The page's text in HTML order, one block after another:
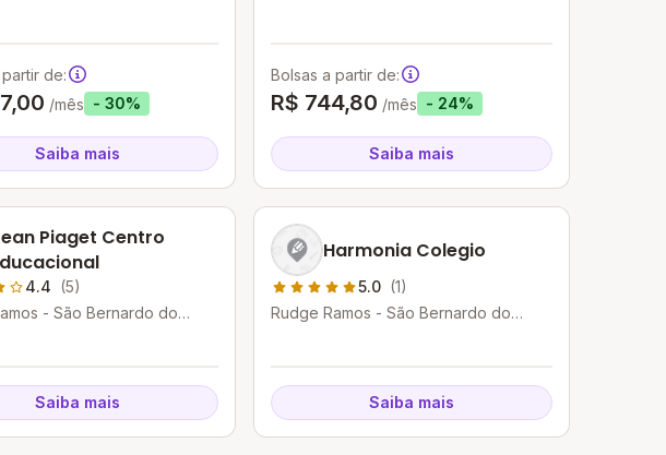
de:
/mês - 30%
Saiba mais
Bolsas a partir de:
R$ 744,80 /mês - 24%
Saiba mais
Piaget Centro
4.4 (5)
- São Bernardo do
Saiba mais
Harmonia Colegio
5.0 (1)
Rudge Ramos - São Bernardo do
Saiba mais